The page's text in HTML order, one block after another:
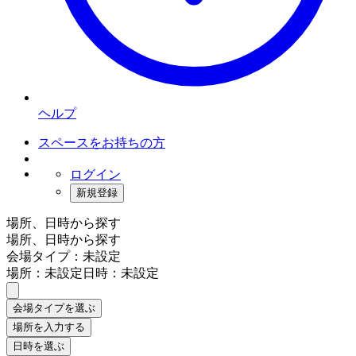
ヘルプ
スペースをお持ちの方
ログイン
新規登録
場所、日時から探す
場所、日時から探す
会場タイプ：未設定
場所：未設定日時：未設定
会場タイプを選ぶ
場所を入力する
日時を選ぶ